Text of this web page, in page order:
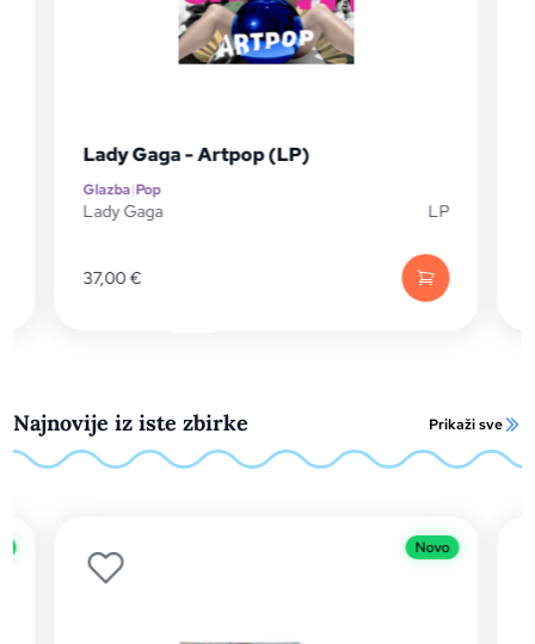
Lady Gaga - Artpop (LP)
Glazba|Pop
Lady Gaga LP
37,00€
Najnovije iz iste zbirke Prikaži sve
Novo